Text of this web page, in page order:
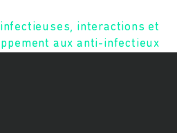
interactions et
aux anti-infectieux